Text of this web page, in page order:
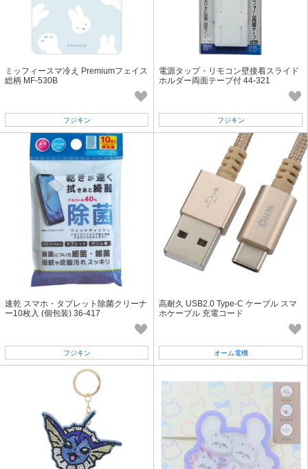
ミッフィースマ冷え Premiumフェイス
総柄 MF-530B
フジキン
電源タップ・リモコン壁接着スライド
ホルダー両面テープ付 44-321
フジキン
速乾 スマホ・タブレット除菌クリーナ
ー10枚入 (個包装) 36-417
フジキン
高耐久 USB2.0 Type-C ケーブル スマ
ホケーブル 充電コード
オーム電機